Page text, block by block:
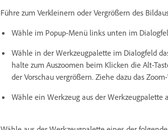
Führe zum Verkleinern oder Vergrößern des
Wähle im Popup-Menü links unten im
Wähle in der Werkzeugpalette im Dialogfeld
halte zum Auszoomen beim Klicken die Alt-
der Vorschau vergrößern. Ziehe dazu das
Wähle ein Werkzeug aus der Werkzeugpalette